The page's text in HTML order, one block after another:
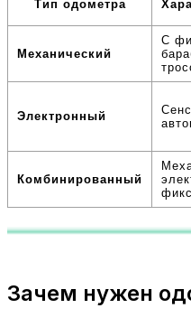
Тип одометра
Механический
С
Электронный
Комбинированный
Зачем нужен